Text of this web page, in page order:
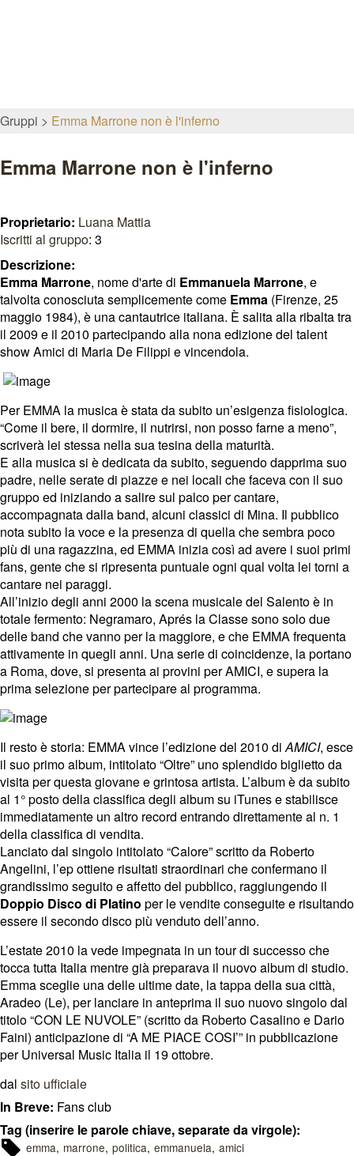
Gruppi Emma Marrone non è l'inferno
Emma Marrone non è l'inferno
Proprietario: Luana Mattia
Iscritti al gruppo: 3
Descrizione:
Emma Marrone, nome d'arte di Emmanuela Marrone, e
talvolta conosciuta semplicemente come Emma (Firenze, 25
maggio 1984), è una cantautrice italiana. È salita alla ribalta tra
il 2009 e il 2010 partecipando alla nona edizione del talent
show Amici di Maria De Filippi e vincendola.
Per EMMA la musica è stata da subito un’esigenza fisiologica.
“Come il bere, il dormire, il nutrirsi, non posso farne a meno”,
scriverà lei stessa nella sua tesina della maturità.
E alla musica si è dedicata da subito, seguendo dapprima suo
padre, nelle serate di piazze e nei locali che faceva con il suo
gruppo ed iniziando a salire sul palco per cantare,
accompagnata dalla band, alcuni classici di Mina. Il pubblico
nota subito la voce e la presenza di quella che sembra poco
più di una ragazzina, ed EMMA inizia così ad avere i suoi primi
fans, gente che si ripresenta puntuale ogni qual volta lei torni a
cantare nei paraggi.
All’inizio degli anni 2000 la scena musicale del Salento è in
totale fermento: Negramaro, Aprés la Classe sono solo due
delle band che vanno per la maggiore, e che EMMA frequenta
attivamente in quegli anni. Una serie di coincidenze, la portano
a Roma, dove, si presenta ai provini per AMICI, e supera la
prima selezione per partecipare al programma.
Il resto è storia: EMMA vince l’edizione del 2010 diAMICI, esce
il suo primo album, intitolato “Oltre” uno splendido biglietto da
visita per questa giovane e grintosa artista. L’album è da subito
al 1° posto della classifica degli album su iTunes e stabilisce
immediatamente un altro record entrando direttamente al n. 1
della classifica di vendita.
Lanciato dal singolo intitolato “Calore” scritto da Roberto
Angelini, l’ep ottiene risultati straordinari che confermano il
grandissimo seguito e affetto del pubblico, raggiungendo il
Doppio Disco di Platino per le vendite conseguite e risultando
essere il secondo disco più venduto dell’anno.
L’estate 2010 la vede impegnata in un tour di successo che
tocca tutta Italia mentre già preparava il nuovo album di studio.
Emma sceglie una delle ultime date, la tappa della sua città,
Aradeo (Le), per lanciare in anteprima il suo nuovo singolo dal
titolo “CON LE NUVOLE” (scritto da Roberto Casalino e Dario
Faini) anticipazione di “A ME PIACE COSI’” in pubblicazione
per Universal Music Italia il 19 ottobre.
dal sito ufficiale
In Breve: Fans club
Tag (inserire le parole chiave, separate da virgole):
emma marrone politica emmanuela amici